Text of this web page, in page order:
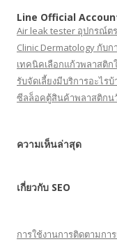
Line Official
Air leak tester อุปกรณ์ต
Clinic Dermatology กับ
เทคนิคเลือกแก้วพลาสติ
รับจัดเลี้ยงมีบริการอะไร
ซีลล็อคตู้สินค้าพลาสติกน
ความเห็นล่าสุด
เกี่ยวกับ SEO
การใช้งานการติดตามกา